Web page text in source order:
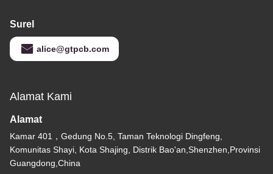
Surel
alice@gtpcb.com
Alamat Kami
Alamat
Kamar 401，Gedung No.5, Taman Teknologi Dingfeng,
Komunitas Shayi, Kota Shajing, Distrik Bao'an,Shenzhen,Provinsi
Guangdong,China